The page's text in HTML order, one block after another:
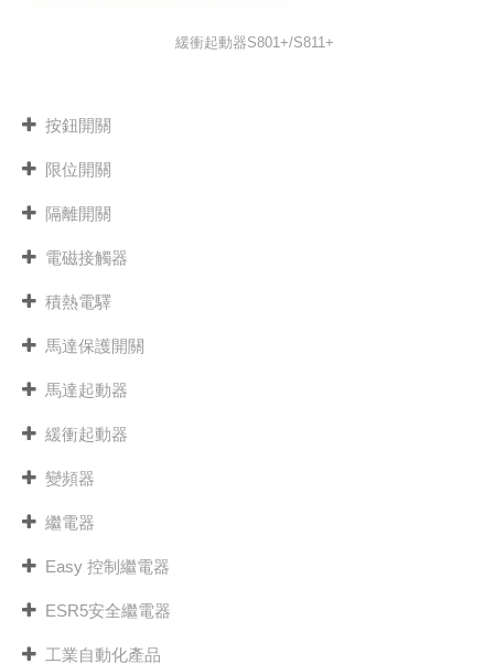
緩衝起動器S801+/S811+
按鈕開關
限位開關
隔離開關
電磁接觸器
積熱電驛
馬達保護開關
馬達起動器
緩衝起動器
變頻器
繼電器
Easy 控制繼電器
ESR5安全繼電器
工業自動化產品